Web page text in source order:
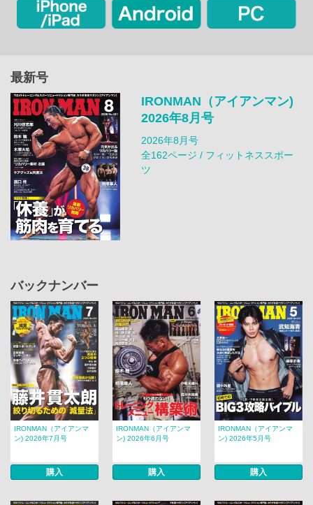
最新号
IRONMAN（アイアンマン)
2026年8月号
2026年8月号
全162ページ / フィットネススポー
ツ
バックナンバー
IRONMAN（アイアンマ
ン) 2026年7月号
購入
IRONMAN（アイアンマ
ン) 2026年6月号
購入
IRONMAN（アイアンマ
ン) 2026年5月号
購入